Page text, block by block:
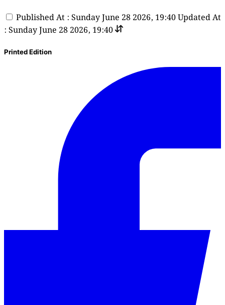
Published At : Sunday June 28 2026, 19:40Updated At
: Sunday June 28 2026, 19:40
Printed Edition